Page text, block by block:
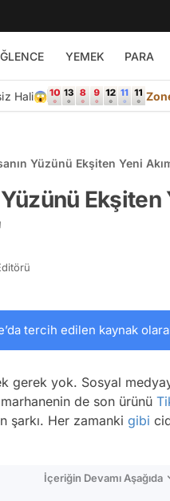
YEMEK PARA
Hali😱
Yüzünü Ekşiten Yeni
tercih edilen kaynak
gerek yok. Sosyal
de son ürünü
şarkı. Her zamanki gibi
İçeriğin Devamı Aşağıda